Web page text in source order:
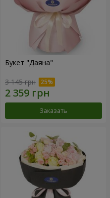
Букет "Даяна"
3 145 грн
Заказать